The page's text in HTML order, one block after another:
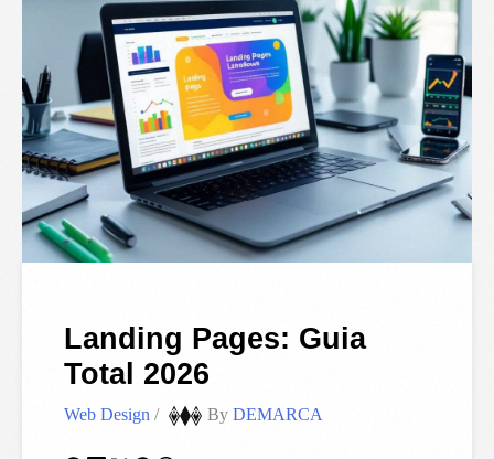
Landing Pages: Guia
Total 2026
Web Design / ByDEMARCA